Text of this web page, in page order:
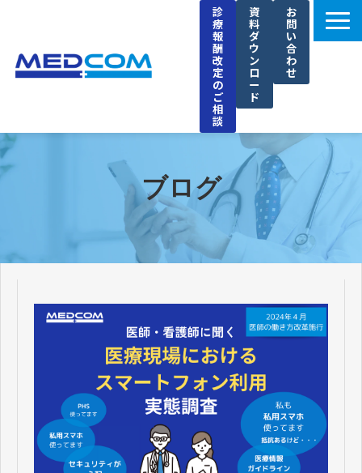
診
療
報
酬
改
定
の
ご
相
談
資
料
ダ
ウ
ン
ロ
ー
ド
お
問
い
合
わ
せ
選ばれる理由
導入事例
セミナー
ブログ
採用情報
ブログ